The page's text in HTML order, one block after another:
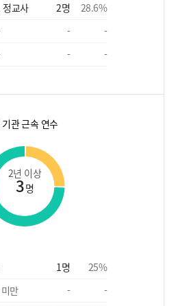
정교사
2명 28.6%
-
-
- -
관 근속 연수
2년 이상
3명
1명 25%
만
-
-